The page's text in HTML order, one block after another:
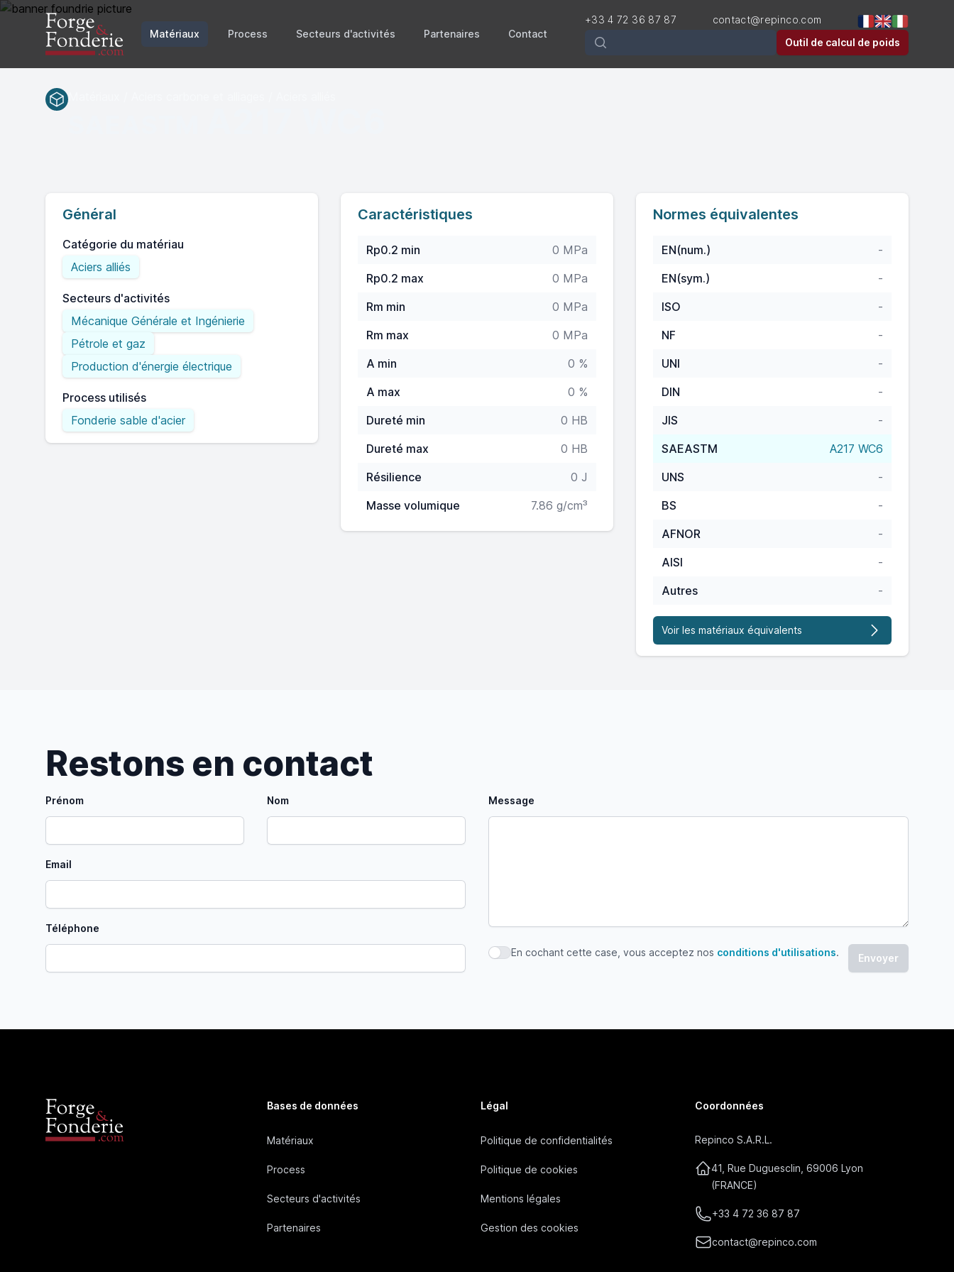
Matériaux Process Secteurs d'activités Partenaires Contact
+33 4 72 36 87 87 contact@repinco.com
Rechercher Outil de calcul de poids
Général
Catégorie du matériau
Aciers alliés
Secteurs d'activités
Mécanique Générale et Ingénierie
Pétrole et gaz
Production d'énergie électrique
Process utilisés
Fonderie sable d'acier
Caractéristiques
Rp0.2 min
0 MPa
Rp0.2 max
0 MPa
Rm min
0 MPa
Rm max
0 MPa
A min
0 %
A max
0 %
Dureté min
0 HB
Dureté max
0 HB
Résilience
0 J
Masse volumique
7.86 g/cm³
Normes équivalentes
EN(num.)
-
EN(sym.)
-
ISO
-
NF
-
UNI
-
DIN
-
JIS
-
SAEASTM
A217 WC6
UNS
-
BS
-
AFNOR
-
AISI
-
Autres
-
Voir les matériaux équivalents
Restons en contact
Prénom Nom
Email
Téléphone
Message
En cochant cette case, vous acceptez nos conditions d'utilisations
En cochant cette case, vous acceptez nos conditions d'utilisations.
Bases de données
Matériaux
Process
Secteurs d'activités
Partenaires
Légal
Politique de confidentialités
Politique de cookies
Mentions légales
Gestion des cookies
Coordonnées
Repinco S.A.R.L.
41, Rue Duguesclin, 69006 Lyon
(FRANCE)
+33 4 72 36 87 87
contact@repinco.com